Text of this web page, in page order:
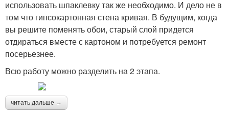
использовать шпаклевку так же необходимо. И дело не в
том что гипсокартонная стена кривая. В будущим, когда
вы решите поменять обои, старый слой придется
отдираться вместе с картоном и потребуется ремонт
посерьезнее.
Всю работу можно разделить на 2 этапа.
читать дальше →